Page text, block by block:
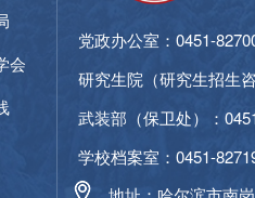
会
党政办公室：0451-
研究生院（研究生招生
武装部（保卫处）：
学校档案室：0451-